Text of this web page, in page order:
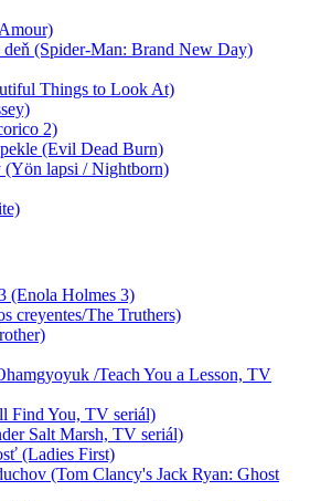
(Spider-Man: Brand New Day)
Things to Look At)
2)
(Evil Dead Burn)
(Yön lapsi / Nightborn)
(Enola Holmes 3)
creyentes/The Truthers)
/Teach You a Lesson, TV
Find You, TV seriál)
Salt Marsh, TV seriál)
(Ladies First)
(Tom Clancy's Jack Ryan: Ghost